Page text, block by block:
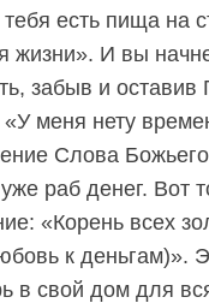
есть пища на
жизни». И вы
забыв и оставив
«У меня нету
Слова
раб денег. Вот
«Корень всех
к деньгам)».
в свой дом для